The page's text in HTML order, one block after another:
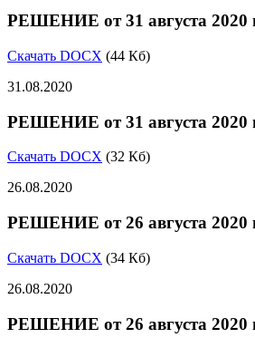
РЕШЕНИЕ от 31 августа 2020
Скачать DOCX (44 Кб)
31.08.2020
РЕШЕНИЕ от 31 августа 2020
Скачать DOCX (32 Кб)
26.08.2020
РЕШЕНИЕ от 26 августа 2020
Скачать DOCX (34 Кб)
26.08.2020
РЕШЕНИЕ от 26 августа 2020